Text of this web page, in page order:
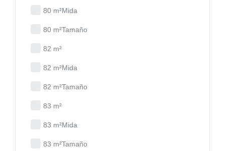
80 m²Mida
80 m²Tamaño
82 m²
82 m²Mida
82 m²Tamaño
83 m²
83 m²Mida
83 m²Tamaño